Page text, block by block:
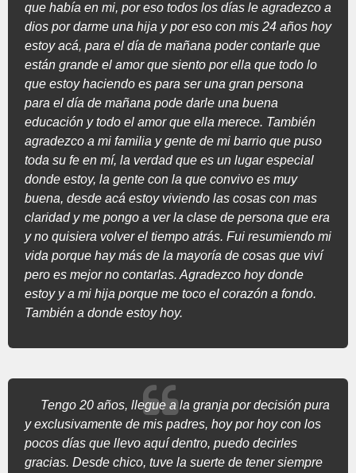
que había en mi, por eso todos los días le agradezco a
dios por darme una hija y por eso con mis 24 años hoy
estoy acá, para el día de mañana poder contarle que
están grande el amor que siento por ella que todo lo
que estoy haciendo es para ser una gran persona
para el día de mañana pode darle una buena
educación y todo el amor que ella merece. También
agradezco a mi familia y gente de mi barrio que puso
toda su fe en mí, la verdad que es un lugar especial
donde estoy, la gente con la que convivo es muy
buena, desde acá estoy viviendo las cosas con mas
claridad y me pongo a ver la clase de persona que era
y no quisiera volver el tiempo atrás. Fui resumiendo mi
vida porque hay más de la mayoría de cosas que viví
pero es mejor no contarlas. Agradezco hoy donde
estoy y a mi hija porque me toco el corazón a fondo.
También a donde estoy hoy.
Tengo 20 años, llegue a la granja por decisión pura
y exclusivamente de mis padres, hoy por hoy con los
pocos días que llevo aquí dentro, puedo decirles
gracias. Desde chico, tuve la suerte de tener siempre